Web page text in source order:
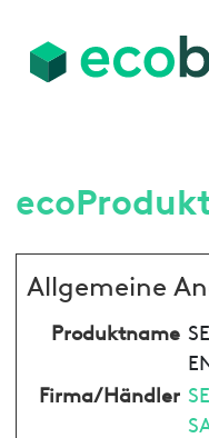
Allgemeine
Produktname
Firma/Händler